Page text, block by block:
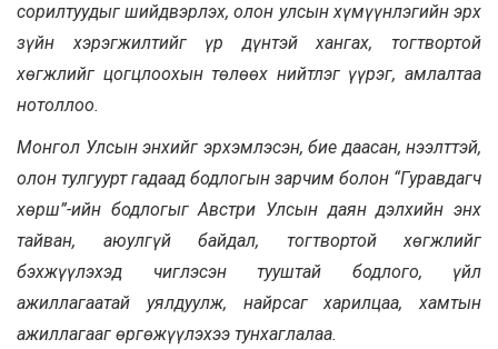
сорилтуудыг шийдвэрлэх, олон улсын хүмүүнлэгийн эрх
зүйн хэрэгжилтийг үр дүнтэй хангах, тогтвортой
хөгжлийг цогцлоохын төлөөх нийтлэг үүрэг, амлалтаа
нотоллоо.
Монгол Улсын энхийг эрхэмлэсэн, бие даасан, нээлттэй,
олон тулгуурт гадаад бодлогын зарчим болон “Гуравдагч
хөрш”-ийн бодлогыг Австри Улсын даян дэлхийн энх
тайван, аюулгүй байдал, тогтвортой хөгжлийг
бэхжүүлэхэд чиглэсэн тууштай бодлого, үйл
ажиллагаатай уялдуулж, найрсаг харилцаа, хамтын
ажиллагааг өргөжүүлэхээ тунхаглалаа.